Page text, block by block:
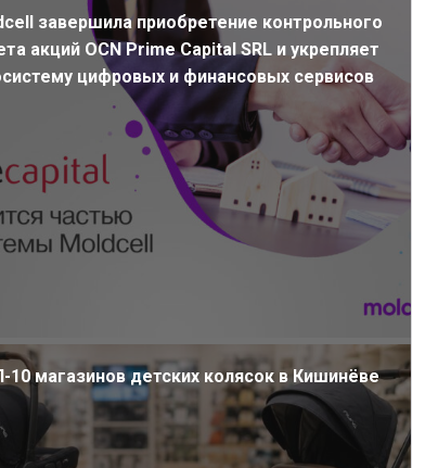
завершила приобретение контрольного
акций OCN Prime Capital SRL и укрепляет
цифровых и финансовых сервисов
10 магазинов детских колясок в Кишинёве